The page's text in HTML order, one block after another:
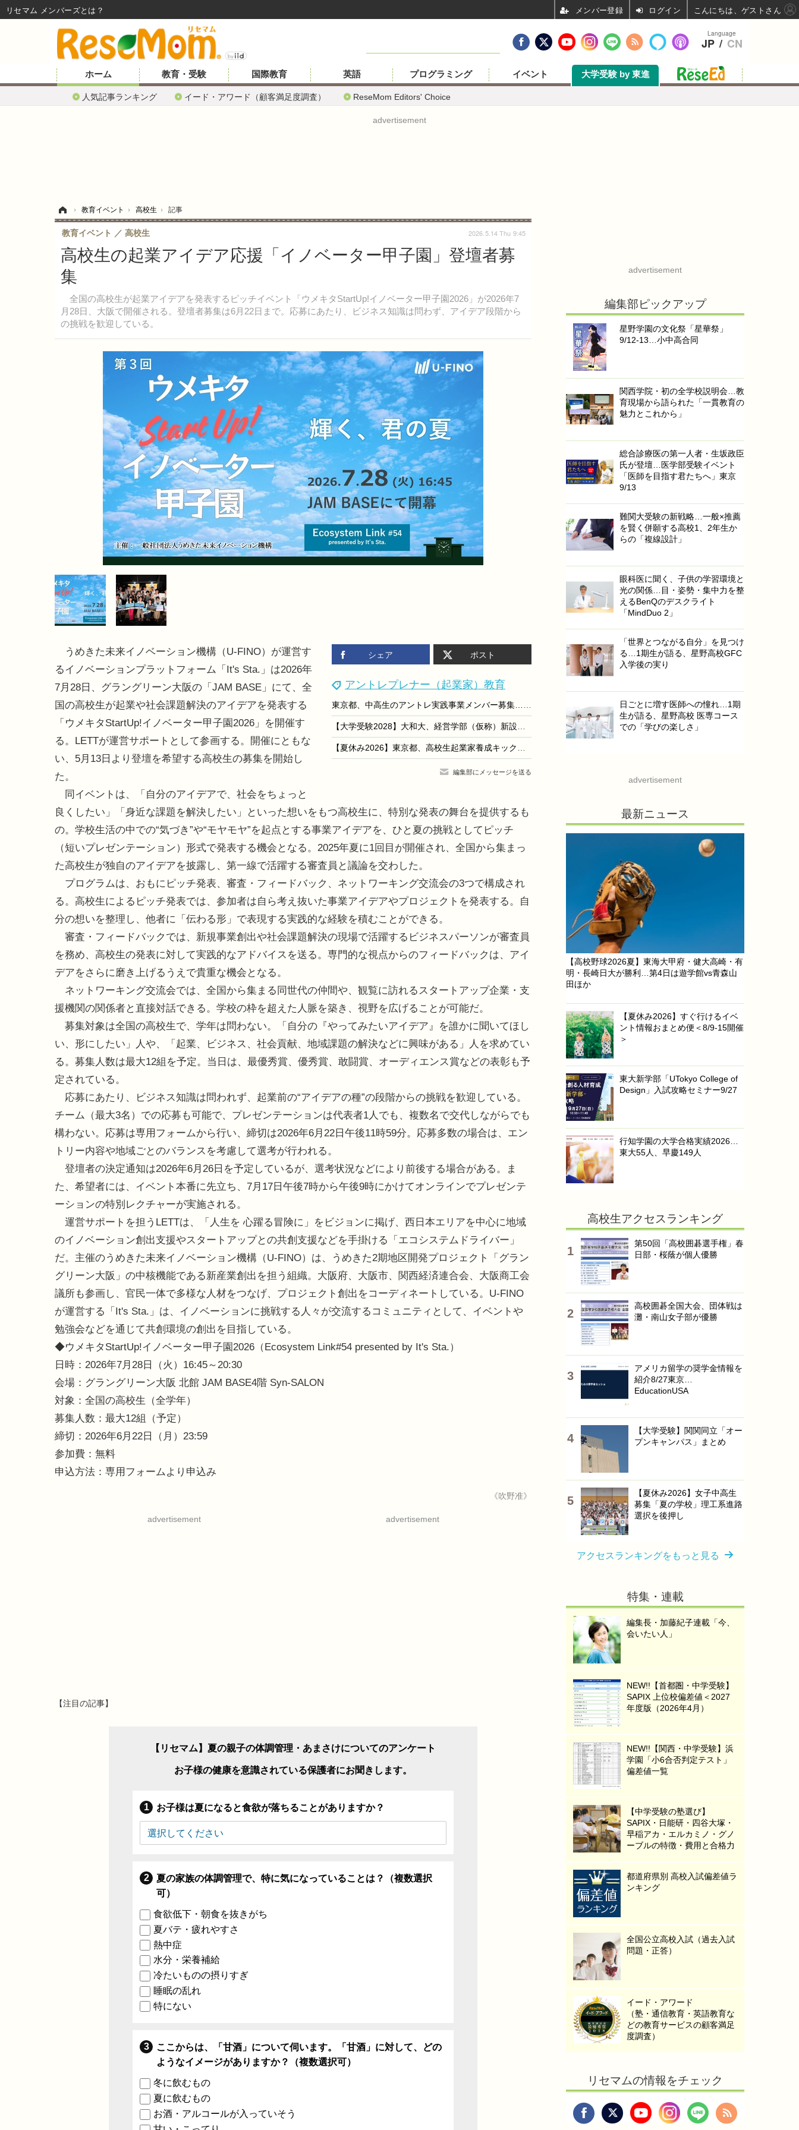
ホーム
人気記事ランキング イード・アワード（顧客満足度調査） ReseMom Editors' Choice
教育・受験 国際教育 英語 プログラミング イベント 大学受験 by 東進
advertisement
› 教育イベント › 高校生 › 記事
高校生の起業アイデア応援「イノベーター甲子園」登壇者募
集
全国の高校生が起業アイデアを発表するピッチイベント「ウメキタStartUp!イノベーター甲子園2026」が2026年7
月28日、大阪で開催される。登壇者募集は6月22日まで。応募にあたり、ビジネス知識は問わず、アイデア段階から
の挑戦を歓迎している。
教育イベント 高校生 2026.5.14 Thu 9:45
シェア ポスト
アントレプレナー（起業家）教育
東京都、中高生のアントレ実践事業メンバー募集…9/13締切
【大学受験2028】大和大、経営学部（仮称）新設へ…「現場×AI×経営」を展開
【夏休み2026】東京都、高校生起業家養成キックオフ「フードフェス」8/20
編集部にメッセージを送る
うめきた未来イノベーション機構（U-FINO）が運営す
るイノベーションプラットフォーム「It's Sta.」は2026年
7月28日、グラングリーン大阪の「JAM BASE」にて、全
国の高校生が起業や社会課題解決のアイデアを発表する
「ウメキタStartUp!イノベーター甲子園2026」を開催す
る。LETTが運営サポートとして参画する。開催にともな
い、5月13日より登壇を希望する高校生の募集を開始し
た。
同イベントは、「自分のアイデアで、社会をちょっと
良くしたい」「身近な課題を解決したい」といった想いをもつ高校生に、特別な発表の舞台を提供するも
の。学校生活の中での“気づき”や“モヤモヤ”を起点とする事業アイデアを、ひと夏の挑戦としてピッチ
（短いプレゼンテーション）形式で発表する機会となる。2025年夏に1回目が開催され、全国から集まっ
た高校生が独自のアイデアを披露し、第一線で活躍する審査員と議論を交わした。
プログラムは、おもにピッチ発表、審査・フィードバック、ネットワーキング交流会の3つで構成され
る。高校生によるピッチ発表では、参加者は自ら考え抜いた事業アイデアやプロジェクトを発表する。自
分の想いを整理し、他者に「伝わる形」で表現する実践的な経験を積むことができる。
審査・フィードバックでは、新規事業創出や社会課題解決の現場で活躍するビジネスパーソンが審査員
を務め、高校生の発表に対して実践的なアドバイスを送る。専門的な視点からのフィードバックは、アイ
デアをさらに磨き上げるうえで貴重な機会となる。
ネットワーキング交流会では、全国から集まる同世代の仲間や、観覧に訪れるスタートアップ企業・支
援機関の関係者と直接対話できる。学校の枠を超えた人脈を築き、視野を広げることが可能だ。
募集対象は全国の高校生で、学年は問わない。「自分の『やってみたいアイデア』を誰かに聞いてほし
い、形にしたい」人や、「起業、ビジネス、社会貢献、地域課題の解決などに興味がある」人を求めてい
る。募集人数は最大12組を予定。当日は、最優秀賞、優秀賞、敢闘賞、オーディエンス賞などの表彰も予
定されている。
応募にあたり、ビジネス知識は問われず、起業前の“アイデアの種”の段階からの挑戦を歓迎している。
チーム（最大3名）での応募も可能で、プレゼンテーションは代表者1人でも、複数名で交代しながらでも
構わない。応募は専用フォームから行い、締切は2026年6月22日午後11時59分。応募多数の場合は、エン
トリー内容や地域ごとのバランスを考慮して選考が行われる。
登壇者の決定通知は2026年6月26日を予定しているが、選考状況などにより前後する場合がある。ま
た、希望者には、イベント本番に先立ち、7月17日午後7時から午後9時にかけてオンラインでプレゼンテ
ーションの特別レクチャーが実施される。
運営サポートを担うLETTは、「人生を 心躍る冒険に」をビジョンに掲げ、西日本エリアを中心に地域
のイノベーション創出支援やスタートアップとの共創支援などを手掛ける「エコシステムドライバー」
だ。主催のうめきた未来イノベーション機構（U-FINO）は、うめきた2期地区開発プロジェクト「グラン
グリーン大阪」の中核機能である新産業創出を担う組織。大阪府、大阪市、関西経済連合会、大阪商工会
議所も参画し、官民一体で多様な人材をつなげ、プロジェクト創出をコーディネートしている。U-FINO
が運営する「It's Sta.」は、イノベーションに挑戦する人々が交流するコミュニティとして、イベントや
勉強会などを通じて共創環境の創出を目指している。
◆ウメキタStartUp!イノベーター甲子園2026（Ecosystem Link#54 presented by It's Sta.）
日時：2026年7月28日（火）16:45～20:30
会場：グラングリーン大阪 北館 JAM BASE4階 Syn-SALON
対象：全国の高校生（全学年）
募集人数：最大12組（予定）
締切：2026年6月22日（月）23:59
参加費：無料
申込方法：専用フォームより申込み
《吹野准》
advertisement advertisement
【注目の記事】
【リセマム】夏の親子の体調管理・あまさけについてのアンケート
お子様の健康を意識されている保護者にお聞きします。
お子様は夏になると食欲が落ちることがありますか？
夏の家族の体調管理で、特に気になっていることは？（複数選択
可）
食欲低下・朝食を抜きがち
夏バテ・疲れやすさ
熱中症
水分・栄養補給
冷たいものの摂りすぎ
睡眠の乱れ
特にない
ここからは、「甘酒」について伺います。「甘酒」に対して、どの
ようなイメージがありますか？（複数選択可）
冬に飲むもの
夏に飲むもの
お酒・アルコールが入っていそう
advertisement
編集部ピックアップ
星野学園の文化祭「星華祭」
9/12-13…小中高合同
関西学院・初の全学校説明会…教
育現場から語られた「一貫教育の
魅力とこれから」
総合診療医の第一人者・生坂政臣
氏が登壇…医学部受験イベント
「医師を目指す君たちへ」東京
9/13
難関大受験の新戦略…一般×推薦
を賢く併願する高校1、2年生か
らの「複線設計」
眼科医に聞く、子供の学習環境と
光の関係…目・姿勢・集中力を整
えるBenQのデスクライト
「MindDuo 2」
「世界とつながる自分」を見つけ
る…1期生が語る、星野高校GFC
入学後の実り
日ごとに増す医師への憧れ…1期
生が語る、星野高校 医専コース
での「学びの楽しさ」
advertisement
最新ニュース
【高校野球2026夏】東海大甲府・健大高崎・有
明・長崎日大が勝利…第4日は遊学館vs青森山
田ほか
【夏休み2026】すぐ行けるイベ
ント情報おまとめ便＜8/9-15開催
＞
東大新学部「UTokyo College of
Design」入試攻略セミナー9/27
行知学園の大学合格実績2026…
東大55人、早慶149人
高校生アクセスランキング
第50回「高校囲碁選手権」春
日部・桜蔭が個人優勝
高校囲碁全国大会、団体戦は
灘・南山女子部が優勝
アメリカ留学の奨学金情報を
紹介8/27東京…
EducationUSA
【大学受験】関関同立「オー
プンキャンパス」まとめ
【夏休み2026】女子中高生
募集「夏の学校」理工系進路
選択を後押し
アクセスランキングをもっと見る
特集・連載
編集長・加藤紀子連載「今、
会いたい人」
NEW!!【首都圏・中学受験】
SAPIX 上位校偏差値＜2027
年度版（2026年4月）
NEW!!【関西・中学受験】浜
学園「小6合否判定テスト」
偏差値一覧
【中学受験の塾選び】
SAPIX・日能研・四谷大塚・
早稲アカ・エルカミノ・グノ
ーブルの特徴・費用と合格力
都道府県別 高校入試偏差値ラ
ンキング
全国公立高校入試（過去入試
問題・正答）
イード・アワード
（塾・通信教育・英語教育な
どの教育サービスの顧客満足
度調査）
リセマムの情報をチェック
Language
JP / CN
リセマム メンバーズ ログイン こんにちは、ゲストさん